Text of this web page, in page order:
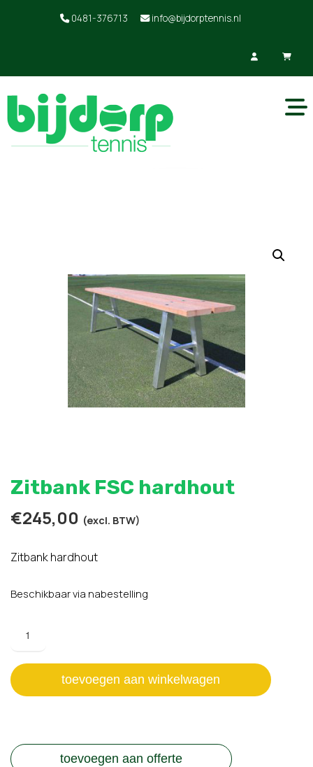
0481-376713 info@bijdorptennis.nl
Zitbank FSC hardhout
€245,00 (excl. BTW)
Zitbank hardhout
Beschikbaar via nabestelling
FSC
aantal
toevoegen aan winkelwagen
toevoegen aan offerte